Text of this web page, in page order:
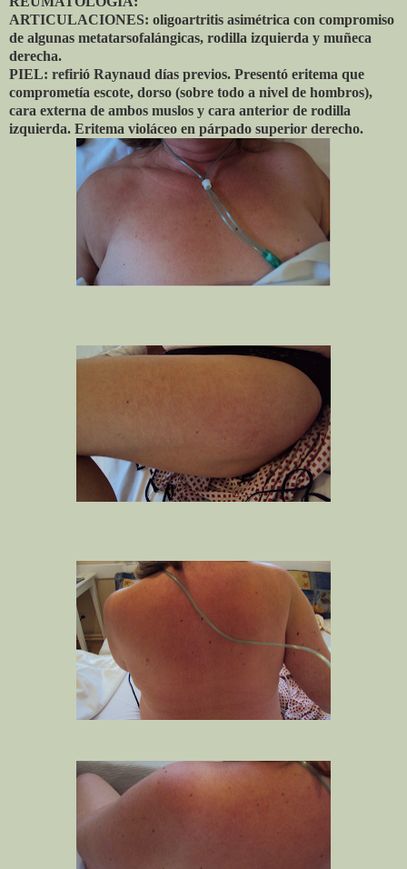
ARTICULACIONES: oligoartritis asimétrica con compromiso
de algunas metatarsofalángicas, rodilla izquierda y muñeca
derecha.
PIEL: refirió Raynaud días previos. Presentó eritema que
comprometía escote, dorso (sobre todo a nivel de hombros),
cara externa de ambos muslos y cara anterior de rodilla
izquierda. Eritema violáceo en párpado superior derecho.